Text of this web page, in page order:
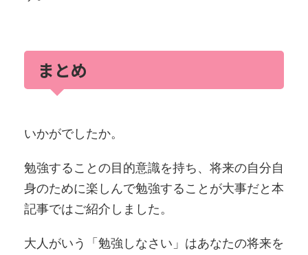
まとめ
いかがでしたか。
勉強することの目的意識を持ち、将来の自分自
身のために楽しんで勉強することが大事だと本
記事ではご紹介しました。
大人がいう「勉強しなさい」はあなたの将来を